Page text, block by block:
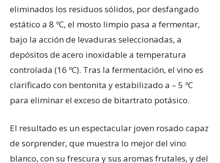
eliminados los residuos sólidos, por desfangado
estático a 8 ºC, el mosto limpio pasa a fermentar,
bajo la acción de levaduras seleccionadas, a
depósitos de acero inoxidable a temperatura
controlada (16 ºC). Tras la fermentación, el vino es
clarificado con bentonita y estabilizado a – 5 ºC
para eliminar el exceso de bitartrato potásico.
El resultado es un espectacular joven rosado capaz
de sorprender, que muestra lo mejor del vino
blanco, con su frescura y sus aromas frutales, y del